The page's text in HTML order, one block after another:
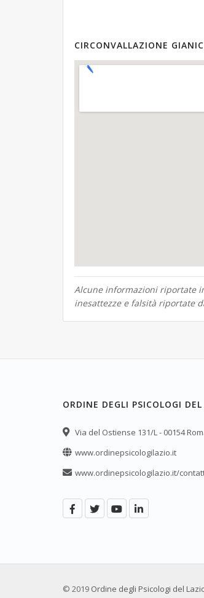
CIRCONVALLAZIONE
Alcune informazioni riportate
inesattezze e falsità riportate
ORDINE DEGLI PSICOLOGI
Via del Ostiense 131/L - 00154
www.ordinepsicologilazio.it
www.ordinepsicologilazio.it/
© 2019 Ordine degli Psicologi del